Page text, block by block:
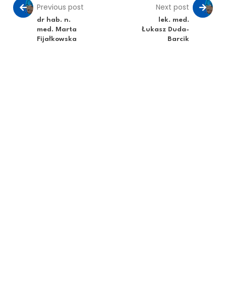
Previous post
dr hab. n.
med. Marta
Fijałkowska
Next post
lek. med.
Łukasz Duda-
Barcik